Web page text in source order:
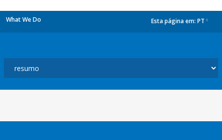
What We Do Esta página em: PT